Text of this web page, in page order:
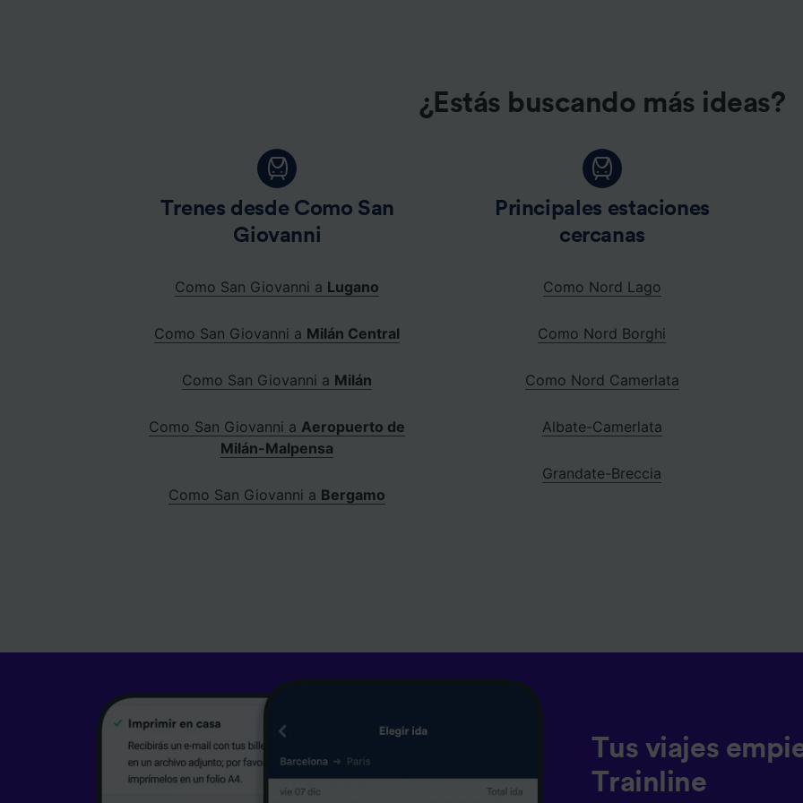
¿Estás buscando más ideas?
Trenes desde Como San
Giovanni
Como San Giovanni a Lugano
Como San Giovanni a Milán Central
Como San Giovanni a Milán
Como San Giovanni a Aeropuerto de
Milán-Malpensa
Como San Giovanni a Bergamo
Principales estaciones
cercanas
Como Nord Lago
Como Nord Borghi
Como Nord Camerlata
Albate-Camerlata
Grandate-Breccia
Tus viajes
Trainline